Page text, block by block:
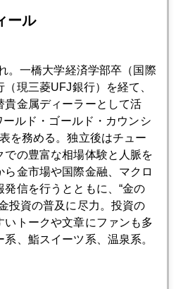
、人民元高が孕むリスク
げる米専門家集団の寄稿
ール
。一橋大学経済学部卒（国際
現三菱UFJ銀行）を経て、
貴金属ディーラーとして活
ルド・ゴールド・カウンシ
を務める。独立後はチュー
での豊富な相場体験と人脈を
ら金市場や国際金融、マクロ
信を行うとともに、“金の
投資の普及に尽力。投資の
いトークや文章にファンも多
、鮨スイーツ系、温泉系。